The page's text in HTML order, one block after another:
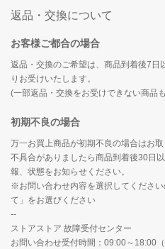
返品・交換について
お客様ご都合の場合
返品・交換のご希望は、商品到着後7日
りお受けいたします。
(一部返品・交換をお受けできない商品
初期不良の場合
万一お買上商品が初期不良の場合はお取
不具合がありましたら商品到着後30日
報、状態をお知らせください。
※お問い合わせ内容を選択してくださ
て」をお選びください
--
ストアストア 故障受付センター
お問い合わせ受付時間：09:00～18:00